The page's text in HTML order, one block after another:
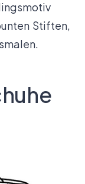
Stiften,